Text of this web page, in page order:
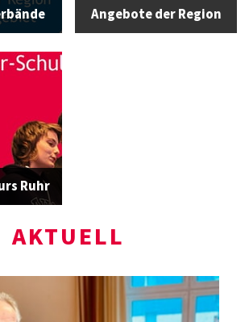
Angebote der Region
Ruhr
AKTUELL